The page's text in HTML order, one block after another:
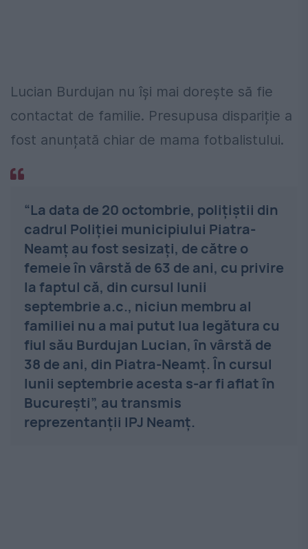
Lucian Burdujan nu își mai dorește să fie
contactat de familie. Presupusa dispariție a
fost anunțată chiar de mama fotbalistului.
“La data de 20 octombrie, polițiștii din
cadrul Poliţiei municipiului Piatra-
Neamț au fost sesizaţi, de către o
femeie în vârstă de 63 de ani, cu privire
la faptul că, din cursul lunii
septembrie a.c., niciun membru al
familiei nu a mai putut lua legătura cu
fiul său Burdujan Lucian, în vârstă de
38 de ani, din Piatra-Neamţ. În cursul
lunii septembrie acesta s-ar fi aflat în
Bucureşti”, au transmis
reprezentanţii IPJ Neamţ.